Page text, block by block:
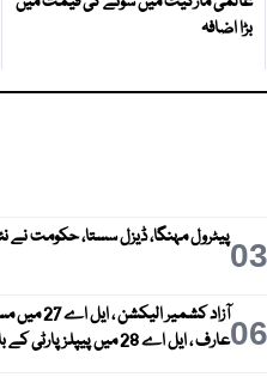
بڑا اضافہ
03پیٹرول مہنگا، ڈیزل سستا، حکومت نے
06
آزاد کشمیر
عارف ، ایل اے 28 میں پیپلز پارٹی کے بازل نقوی کامیاب